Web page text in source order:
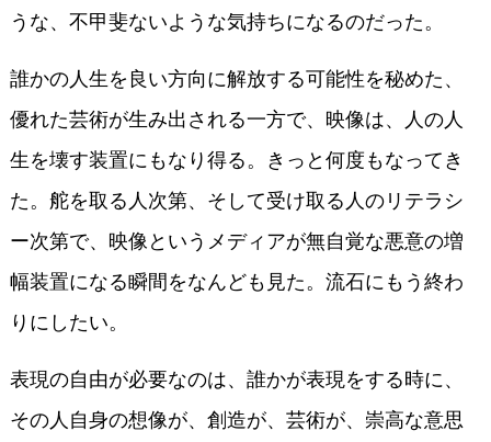
うな、不甲斐ないような気持ちになるのだった。
誰かの人生を良い方向に解放する可能性を秘めた、
優れた芸術が生み出される一方で、映像は、人の人
生を壊す装置にもなり得る。きっと何度もなってき
た。舵を取る人次第、そして受け取る人のリテラシ
ー次第で、映像というメディアが無自覚な悪意の増
幅装置になる瞬間をなんども見た。流石にもう終わ
りにしたい。
表現の自由が必要なのは、誰かが表現をする時に、
その人自身の想像が、創造が、芸術が、崇高な意思